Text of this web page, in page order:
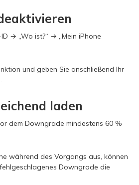
→ „Wo ist?“ → „Mein iPhone
und geben Sie anschließend Ihr
laden
dem Downgrade mindestens 60 %
während des Vorgangs aus, können
Downgrade die